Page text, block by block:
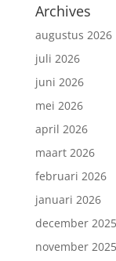
Archives
augustus 2026
juli 2026
juni 2026
mei 2026
april 2026
maart 2026
februari 2026
januari 2026
december 2025
november 2025